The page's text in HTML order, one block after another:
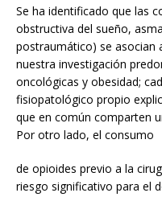
Se ha identificado que las
obstructiva del sueño,
postraumático) se asocian
nuestra investigación
oncológicas y obesidad;
fisiopatológico propio
que en común comparten
Por otro lado, el consumo
de opioides previo a la
riesgo significativo para el